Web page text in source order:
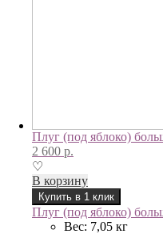
Плуг (под яблоко)
2 600 р.
♡
В корзину
Купить в 1 клик
Плуг (под яблоко)
Вес: 7,05 кг